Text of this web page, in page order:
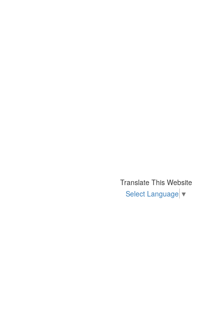
Translate This Website
Select Language ▼